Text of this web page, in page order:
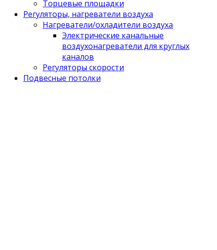
Торцевые площадки
Регуляторы, нагреватели воздуха
Нагреватели/охладители воздуха
Электрические канальные
воздухонагреватели для круглых
каналов
Регуляторы скорости
Подвесные потолки